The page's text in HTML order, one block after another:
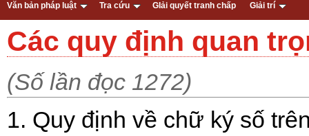
Văn bản pháp luật Tra cứu GIải quyết tranh chấp Giải trí
Các quy định quan
(Số lần đọc 1272)
1. Quy định về chữ ký số